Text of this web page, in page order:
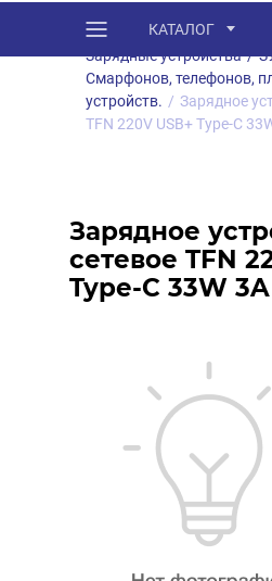
КАТАЛОГ
Каталог / Товары
Зарядные устройства /
Смарфонов, телефонов,
устройств. / Зарядное
TFN 220V USB+ Type-C
Зарядное
сетевое TFN
Type-C 33W 3A